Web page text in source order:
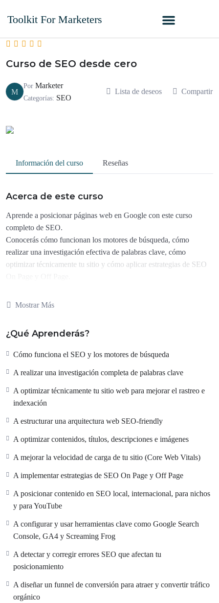
Toolkit For Marketers
Curso de SEO desde cero
M
Por Marketer
Categorías: SEO
Lista de deseos Compartir
Información del curso Reseñas
Acerca de este curso
Aprende a posicionar páginas web en Google con este curso
completo de SEO.
Conocerás cómo funcionan los motores de búsqueda, cómo
realizar una investigación efectiva de palabras clave, cómo
optimizar técnicamente tu sitio y cómo aplicar estrategias de SEO
herramientas de análisis SEO
Diseñar una arquitectura web optimizada
Mejorar la velocidad de carga y la experiencia de usuario
Implementar SEO técnico: rastreo, indexación,
canonicalización
Crear estrategias de Content Marketing y Funnels de
Posicionar páginas en nichos, en SEO local, internacional y
en YouTube
Mostrar Más
¿Qué Aprenderás?
Cómo funciona el SEO y los motores de búsqueda
A realizar una investigación completa de palabras clave
A optimizar técnicamente tu sitio web para mejorar el rastreo e
indexación
A estructurar una arquitectura web SEO-friendly
A optimizar contenidos, títulos, descripciones e imágenes
A mejorar la velocidad de carga de tu sitio (Core Web Vitals)
A implementar estrategias de SEO On Page y Off Page
A posicionar contenido en SEO local, internacional, para nichos
y para YouTube
A configurar y usar herramientas clave como Google Search
Console, GA4 y Screaming Frog
A detectar y corregir errores SEO que afectan tu
posicionamiento
A diseñar un funnel de conversión para atraer y convertir tráfico
orgánico